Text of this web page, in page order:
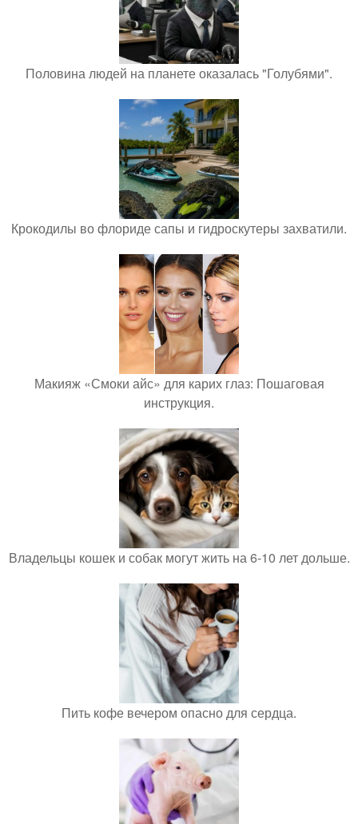
Половина людей на планете оказалась "Голубями".
Крокодилы во флориде сапы и гидроскутеры захватили.
Макияж «Смоки айс» для карих глаз: Пошаговая
инструкция.
Владельцы кошек и собак могут жить на 6-10 лет дольше.
Пить кофе вечером опасно для сердца.